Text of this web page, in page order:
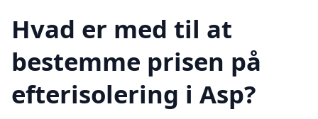
Hvad er med til at
bestemme prisen på
efterisolering i Asp?